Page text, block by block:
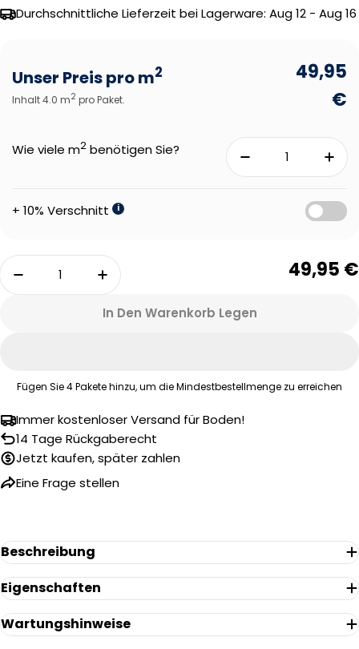
Durchschnittliche Lieferzeit bei Lagerware: Aug 12 - Aug 16
Unser Preis pro m2
Inhalt 4.0 m2 pro Paket.
49,95
€
Wie viele m2 benötigen Sie?
+ 10% Verschnitt i
49,95 €
Menge
Menge Für Therdex 10023 Stone Klebe-Vinyl
Menge Für Therdex 10023 Stone
In Den Warenkorb Legen
Fügen Sie4Pakete hinzu, um die Mindestbestellmenge zu erreichen
Immer kostenloser Versand für Boden!
14 Tage Rückgaberecht
Jetzt kaufen, später zahlen
Eine Frage stellen
Eine Frage stellen
Ihr
Ihr
Telefon
Ihre
Nachricht
Beschreibung
Eigenschaften
Wartungshinweise